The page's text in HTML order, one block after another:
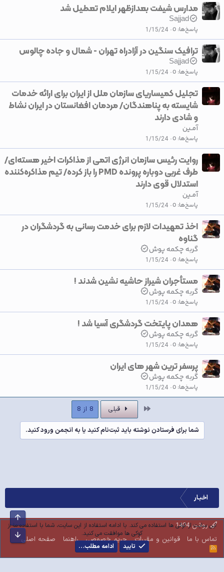
مدارس شیفت بعدازظهر ایلام تعطیل شد
Sajjad
پاسخ‌ها 0
1/15/24
ترافیک سنگین در آزادراه تهران - شمال و جاده چالوس
Sajjad
پاسخ‌ها 0
1/15/24
تجلیل کمیساریای سازمان ملل از ایران برای ارائه خدمات
شایسته به پناهندگان/ مردمان افغانستان در ایران نشاط
و شادی دارند
آمـین
پاسخ‌ها 0
1/15/24
روایت رئیس سازمان انرژی اتمی از مذاکرات اخیر هسته‌ای/
طرف غربی دوباره پرونده ‌PMD را باز کرده‌/ ‌تیم مذاکره‌کننده
استدلال قوی دارند
آمـین
پاسخ‌ها 0
1/15/24
اخذ تمهیدات لازم برای خدمت رسانی به گردشگران در
گناوه
گربه چکمه پوش
پاسخ‌ها 0
1/15/24
مستأجران شیراز حاشیه نشین شدند !
گربه چکمه پوش
پاسخ‌ها 0
1/15/24
همدان پایتخت گردشگری آسیا شد !
گربه چکمه پوش
پاسخ‌ها 0
1/15/24
پرسفر ترین شهر های ایران
گربه چکمه پوش
پاسخ‌ها 0
1/15/24
قبلی 8 از 8
شما برای فرستادن نوشته باید ثبت‌نام کنید یا به انجمن ورود کنید.
اخبـار
روشن 1404
تماس با ما
قوانین و مقررات حریم خصوصی راهنما صفحه اصلی
R
S
این سایت از کوکی ها استفاده می کند. با ادامه استفاده از این سایت، شما با استفاده ما از
کوکی ها موافقت می کنید.
تایید
ادامه مطلب…
بالا